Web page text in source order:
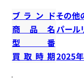
ブランドその他
商品名 パール
型番
買取時期2025